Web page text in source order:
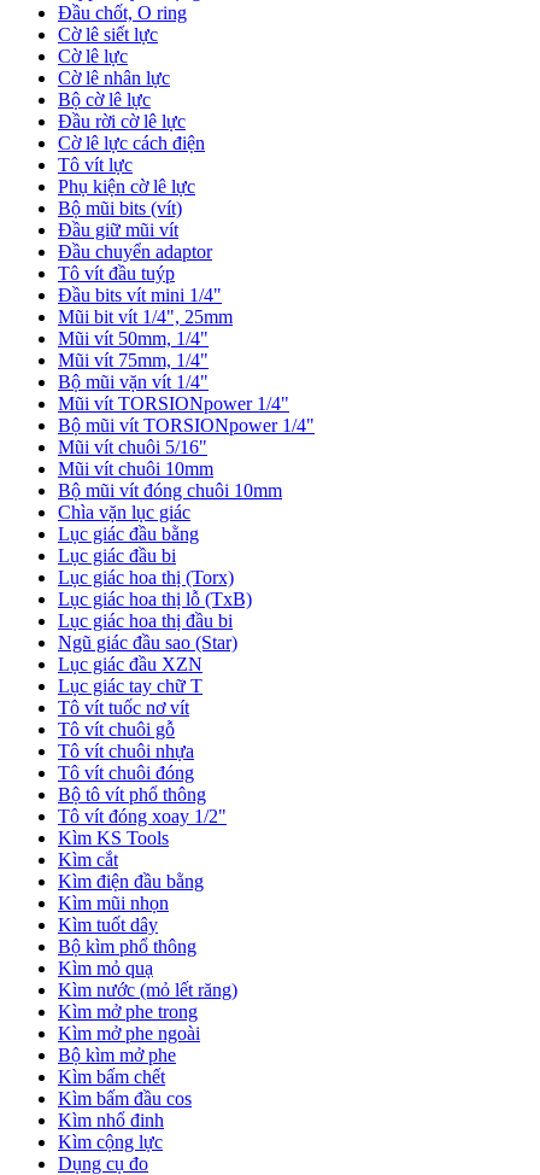
Đầu chốt, O ring
Cờ lê siết lực
Cờ lê lực
Cờ lê nhân lực
Bộ cờ lê lực
Đầu rời cờ lê lực
Cờ lê lực cách điện
Tô vít lực
Phụ kiện cờ lê lực
Bộ mũi bits (vít)
Đầu giữ mũi vít
Đầu chuyển adaptor
Tô vít đầu tuýp
Đầu bits vít mini 1/4"
Mũi bit vít 1/4", 25mm
Mũi vít 50mm, 1/4"
Mũi vít 75mm, 1/4"
Bộ mũi vặn vít 1/4"
Mũi vít TORSIONpower 1/4"
Bộ mũi vít TORSIONpower 1/4"
Mũi vít chuôi 5/16"
Mũi vít chuôi 10mm
Bộ mũi vít đóng chuôi 10mm
Chìa vặn lục giác
Lục giác đầu bằng
Lục giác đầu bi
Lục giác hoa thị (Torx)
Lục giác hoa thị lỗ (TxB)
Lục giác hoa thị đầu bi
Ngũ giác đầu sao (Star)
Lục giác đầu XZN
Lục giác tay chữ T
Tô vít tuốc nơ vít
Tô vít chuôi gỗ
Tô vít chuôi nhựa
Tô vít chuôi đóng
Bộ tô vít phổ thông
Tô vít đóng xoay 1/2"
Kìm KS Tools
Kìm cắt
Kìm điện đầu bằng
Kìm mũi nhọn
Kìm tuốt dây
Bộ kìm phổ thông
Kìm mỏ quạ
Kìm nước (mỏ lết răng)
Kìm mở phe trong
Kìm mở phe ngoài
Bộ kìm mở phe
Kìm bấm chết
Kìm bấm đầu cos
Kìm nhổ đinh
Kìm cộng lực
Dụng cụ đo